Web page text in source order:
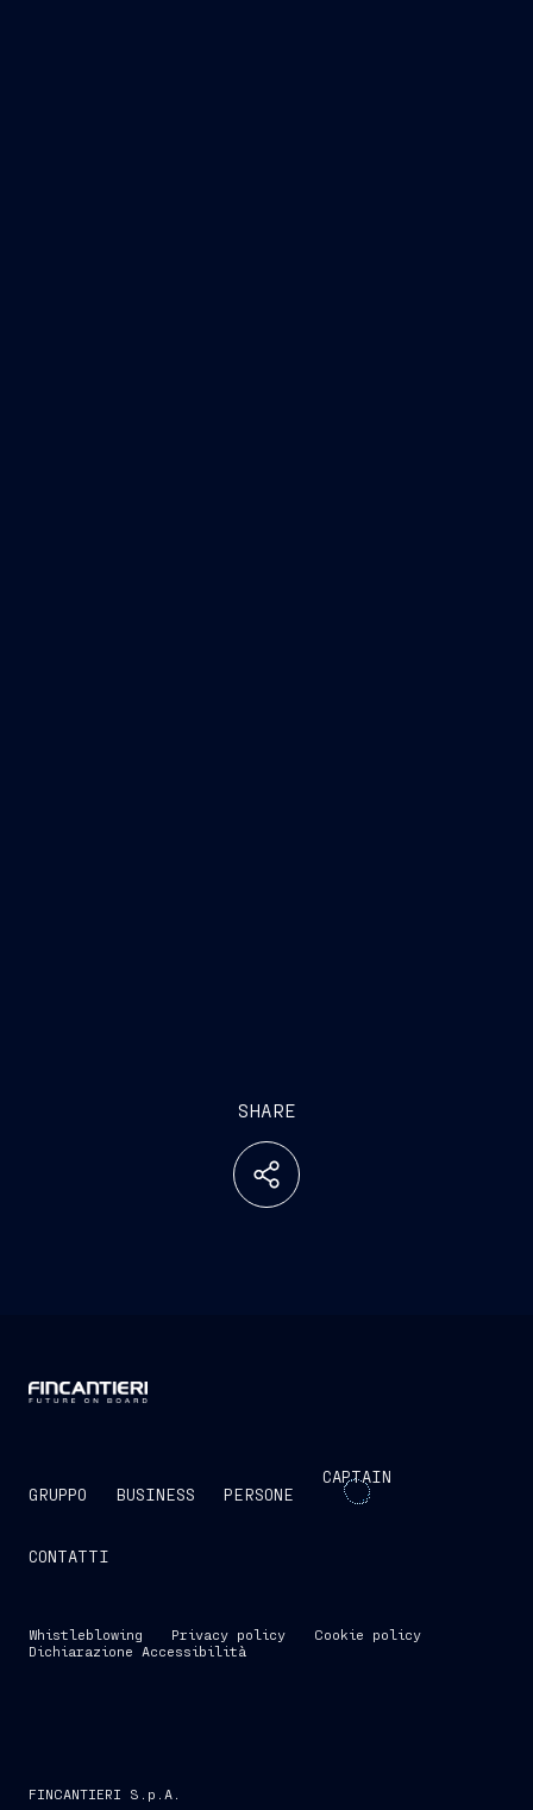
SHARE
GRUPPO BUSINESS PERSONE
CAPTAIN
CONTATTI
Whistleblowing Privacy policy
Cookie policy
Dichiarazione Accessibilità
FINCANTIERI S.p.A.